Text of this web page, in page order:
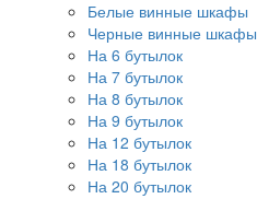
Белые винные шкафы
Черные винные шкафы
На 6 бутылок
На 7 бутылок
На 8 бутылок
На 9 бутылок
На 12 бутылок
На 18 бутылок
На 20 бутылок